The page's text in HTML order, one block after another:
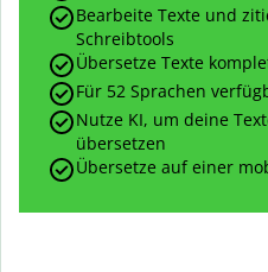
Bearbeite Texte und
Schreibtools
Übersetze Texte
Für 52 Sprachen
Nutze KI, um deine
übersetzen
Übersetze auf einer